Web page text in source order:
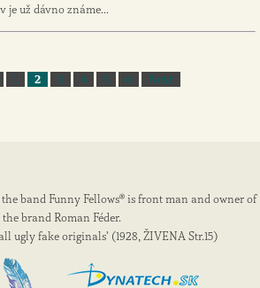
je už dávno známe...
1 2 3 4 5 6 Next
band Funny Fellows® is front man and owner of
the brand Roman Féder.
ugly fake originals’ (1928, ŽIVENA Str.15)